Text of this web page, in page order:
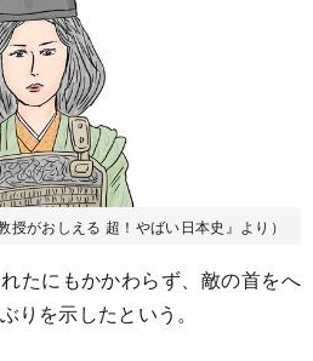
授がおしえる 超！やばい日本史』より）
たにもかかわらず、敵の首をへ
りを示したという。